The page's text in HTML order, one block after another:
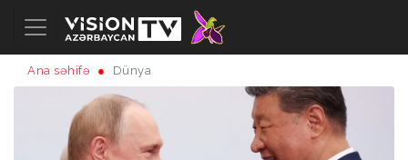
Ana səhifə Dünya